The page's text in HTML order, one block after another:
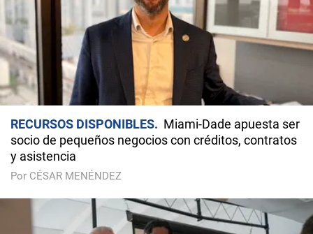
RECURSOS DISPONIBLES
Miami-Dade apuesta ser
socio de pequeños negocios con créditos, contratos
y asistencia
Por CÉSAR MENÉNDEZ